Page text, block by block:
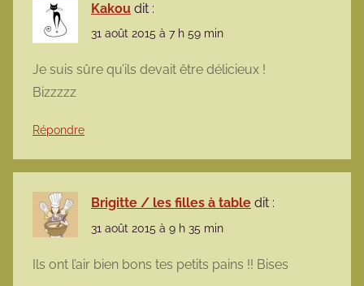
Kakou dit :
31 août 2015 à 7 h 59 min
Je suis sûre qu’ils devait être délicieux !
Bizzzzz
Répondre
Brigitte / les filles à table dit :
31 août 2015 à 9 h 35 min
Ils ont l’air bien bons tes petits pains !! Bises